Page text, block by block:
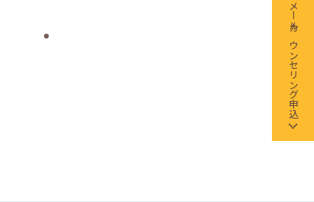
メールカウンセリング申込